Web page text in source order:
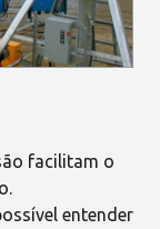
facilitam o
entender